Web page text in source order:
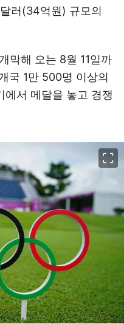
러(34억원) 규모의
막해 오는 8월 11일까
국 1만 500명 이상의
서 메달을 놓고 경쟁